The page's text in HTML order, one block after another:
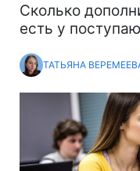
Сколько
есть у
ТАТЬЯНА